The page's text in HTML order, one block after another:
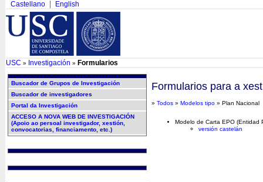
Castellano English
USC » Investigación » Formularios
Buscador de Grupos de Investigación
Buscador de investigadores
Portal da Investigación
ACCESO A NOVA WEB DE INVESTIGACIÓN
(Apoio ao persoal investigador, xestión,
convocatorias, financiamento, etc.)
Formularios para a
» Todos » Modelos tipo » Plan Nacional
Modelo de Carta EPO (Entidad
versión castelán